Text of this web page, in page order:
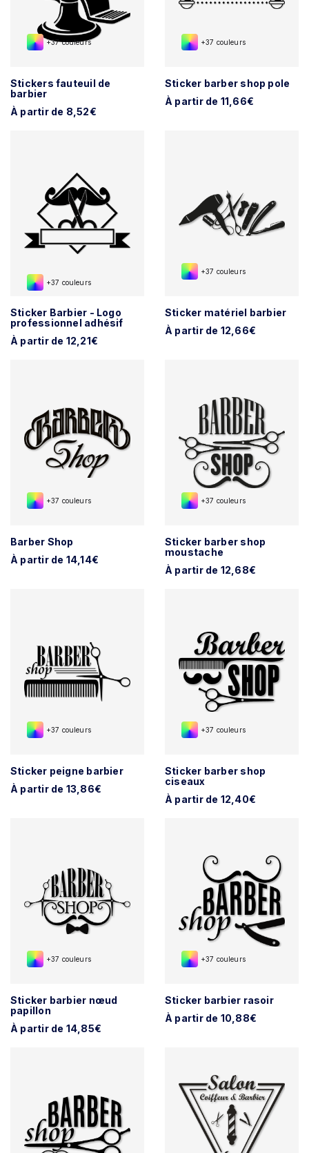
+37 couleurs
Stickers fauteuil de
barbier
À partir de 8,52€
+37 couleurs
Sticker barber shop pole
À partir de 11,66€
+37 couleurs
Sticker Barbier - Logo
professionnel adhésif
À partir de 12,21€
+37 couleurs
Sticker matériel barbier
À partir de 12,66€
+37 couleurs
Barber Shop
À partir de 14,14€
+37 couleurs
Sticker barber shop
moustache
À partir de 12,68€
+37 couleurs
Sticker peigne barbier
À partir de 13,86€
+37 couleurs
Sticker barber shop
ciseaux
À partir de 12,40€
+37 couleurs
Sticker barbier nœud
papillon
À partir de 14,85€
+37 couleurs
Sticker barbier rasoir
À partir de 10,88€